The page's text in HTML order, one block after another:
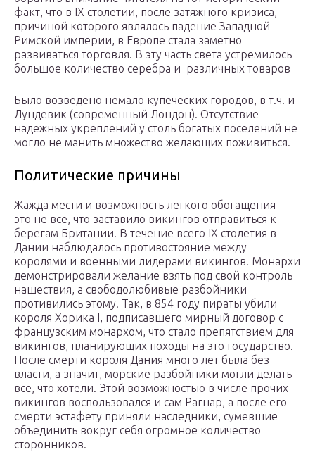
факт, что в IX столетии, после затяжного кризиса,
причиной которого являлось падение Западной
Римской империи, в Европе стала заметно
развиваться торговля. В эту часть света устремилось
большое количество серебра и различных товаров
Было возведено немало купеческих городов, в т.ч. и
Лундевик (современный Лондон). Отсутствие
надежных укреплений у столь богатых поселений не
могло не манить множество желающих поживиться.
Политические причины
Жажда мести и возможность легкого обогащения –
это не все, что заставило викингов отправиться к
берегам Британии. В течение всего IX столетия в
Дании наблюдалось противостояние между
королями и военными лидерами викингов. Монархи
демонстрировали желание взять под свой контроль
нашествия, а свободолюбивые разбойники
противились этому. Так, в 854 году пираты убили
короля Хорика I, подписавшего мирный договор с
французским монархом, что стало препятствием для
викингов, планирующих походы на это государство.
После смерти короля Дания много лет была без
власти, а значит, морские разбойники могли делать
все, что хотели. Этой возможностью в числе прочих
викингов воспользовался и сам Рагнар, а после его
смерти эстафету приняли наследники, сумевшие
объединить вокруг себя огромное количество
сторонников.